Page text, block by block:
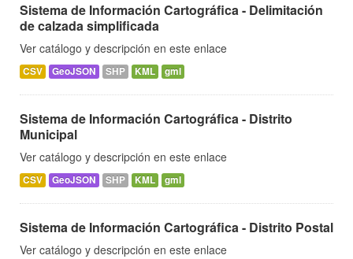
Sistema de Información Cartográfica - Delimitación
de calzada simplificada
Ver catálogo y descripción en este enlace
CSV GeoJSON SHP KML gml
Sistema de Información Cartográfica - Distrito
Municipal
Ver catálogo y descripción en este enlace
CSV GeoJSON SHP KML gml
Sistema de Información Cartográfica - Distrito Postal
Ver catálogo y descripción en este enlace